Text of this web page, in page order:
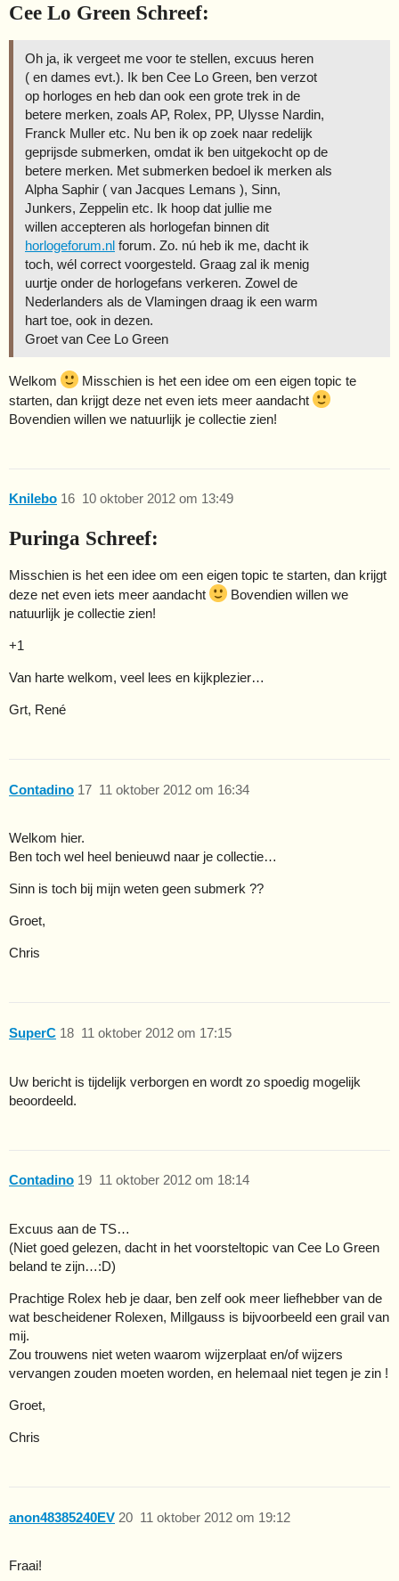
Cee Lo Green Schreef:
Oh ja, ik vergeet me voor te stellen, excuus heren
( en dames evt.). Ik ben Cee Lo Green, ben verzot
op horloges en heb dan ook een grote trek in de
betere merken, zoals AP, Rolex, PP, Ulysse Nardin,
Franck Muller etc. Nu ben ik op zoek naar redelijk
geprijsde submerken, omdat ik ben uitgekocht op de
betere merken. Met submerken bedoel ik merken als
Alpha Saphir ( van Jacques Lemans ), Sinn,
Junkers, Zeppelin etc. Ik hoop dat jullie me
willen accepteren als horlogefan binnen dit
horlogeforum.nl forum. Zo. nú heb ik me, dacht ik
toch, wél correct voorgesteld. Graag zal ik menig
uurtje onder de horlogefans verkeren. Zowel de
Nederlanders als de Vlamingen draag ik een warm
hart toe, ook in dezen.
Groet van Cee Lo Green
Welkom
Misschien is het een idee om een eigen topic te
starten, dan krijgt deze net even iets meer aandacht
Bovendien willen we natuurlijk je collectie zien!
Knilebo 10 oktober 2012 om 13:49
16
Puringa Schreef:
Misschien is het een idee om een eigen topic te starten, dan krijgt
deze net even iets meer aandacht
Bovendien willen we
natuurlijk je collectie zien!
+1
Van harte welkom, veel lees en kijkplezier…
Grt, René
Contadino 11 oktober 2012 om 16:34
17
Welkom hier.
Ben toch wel heel benieuwd naar je collectie…
Sinn is toch bij mijn weten geen submerk ??
Groet,
Chris
SuperC 11 oktober 2012 om 17:15
18
Uw bericht is tijdelijk verborgen en wordt zo spoedig mogelijk
beoordeeld.
Contadino 11 oktober 2012 om 18:14
19
Excuus aan de TS…
(Niet goed gelezen, dacht in het voorsteltopic van Cee Lo Green
beland te zijn…:D)
Prachtige Rolex heb je daar, ben zelf ook meer liefhebber van de
wat bescheidener Rolexen, Millgauss is bijvoorbeeld een grail van
mij.
Zou trouwens niet weten waarom wijzerplaat en/of wijzers
vervangen zouden moeten worden, en helemaal niet tegen je zin !
Groet,
Chris
anon48385240EV 11 oktober 2012 om 19:12
20
Fraai!